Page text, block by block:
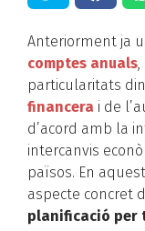
Anteriorment ja
comptes anuals,
particularitats
financera i de
d’acord amb la
intercanvis
països. En
aspecte concret
planificació per